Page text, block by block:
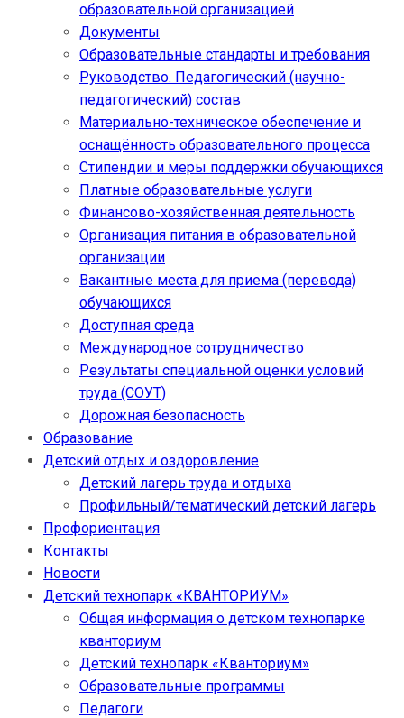
образовательной организацией
Документы
Образовательные стандарты и требования
Руководство. Педагогический (научно-
педагогический) состав
Материально-техническое обеспечение и
оснащённость образовательного процесса
Стипендии и меры поддержки обучающихся
Платные образовательные услуги
Финансово-хозяйственная деятельность
Организация питания в образовательной
организации
Вакантные места для приема (перевода)
обучающихся
Доступная среда
Международное сотрудничество
Результаты специальной оценки условий
труда (СОУТ)
Дорожная безопасность
Образование
Детский отдых и оздоровление
Детский лагерь труда и отдыха
Профильный/тематический детский лагерь
Профориентация
Контакты
Новости
Детский технопарк «КВАНТОРИУМ»
Общая информация о детском технопарке
кванториум
Детский технопарк «Кванториум»
Образовательные программы
Педагоги